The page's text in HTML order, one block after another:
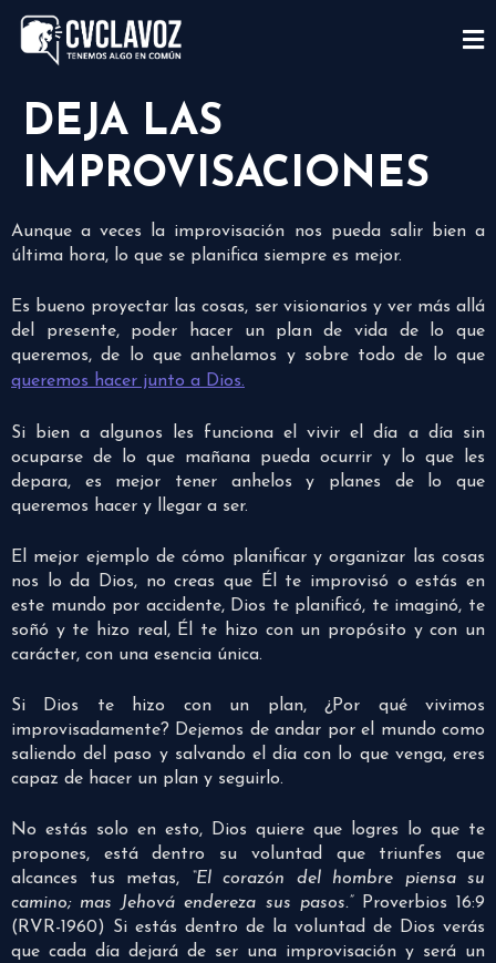
DEJA LAS
IMPROVISACIONES
Aunque a veces la improvisación nos pueda salir bien a
última hora, lo que se planifica siempre es mejor.
Es bueno proyectar las cosas, ser visionarios y ver más allá
del presente, poder hacer un plan de vida de lo que
queremos, de lo que anhelamos y sobre todo de lo que
queremos hacer junto a Dios.
Si bien a algunos les funciona el vivir el día a día sin
ocuparse de lo que mañana pueda ocurrir y lo que les
depara, es mejor tener anhelos y planes de lo que
queremos hacer y llegar a ser.
El mejor ejemplo de cómo planificar y organizar las cosas
nos lo da Dios, no creas que Él te improvisó o estás en
este mundo por accidente, Dios te planificó, te imaginó, te
soñó y te hizo real, Él te hizo con un propósito y con un
carácter, con una esencia única.
Si Dios te hizo con un plan, ¿Por qué vivimos
improvisadamente? Dejemos de andar por el mundo como
saliendo del paso y salvando el día con lo que venga, eres
capaz de hacer un plan y seguirlo.
No estás solo en esto, Dios quiere que logres lo que te
propones, está dentro su voluntad que triunfes que
alcances tus metas,
“El corazón del hombre piensa su
camino; mas Jehová endereza sus pasos.”Proverbios 16:9
(RVR-1960) Si estás dentro de la voluntad de Dios verás
que cada día dejará de ser una improvisación y será un